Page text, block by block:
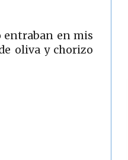
entraban en mis
oliva y chorizo